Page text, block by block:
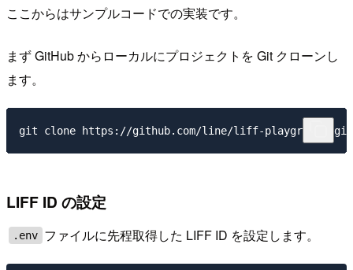
ここからはサンプルコードでの実装です。
まず GitHub からローカルにプロジェクトを Git クローンし
ます。
LIFF ID の設定
.env ファイルに先程取得した LIFF ID を設定します。